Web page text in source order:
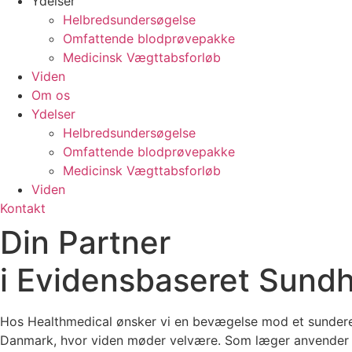
Helbredsundersøgelse
Omfattende blodprøvepakke
Medicinsk Vægttabsforløb
Viden
Om os
Ydelser
Helbredsundersøgelse
Omfattende blodprøvepakke
Medicinsk Vægttabsforløb
Viden
Kontakt
Din Partner
i Evidensbaseret
Hos Healthmedical ønsker vi en bevægelse mod et
Danmark, hvor viden møder velvære. Som læger anvender